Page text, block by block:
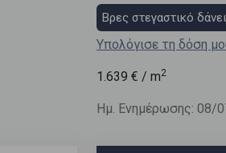
Βρες στεγαστικό
Υπολόγισε τη δόση
1.639 € / m2
Ημ. Ενημέρωσης: 08/